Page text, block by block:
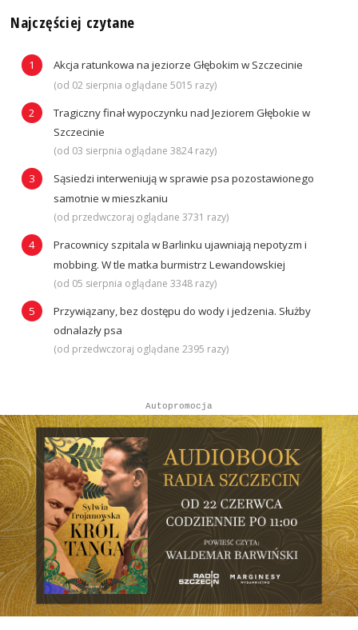
Najczęściej czytane
Akcja ratunkowa na jeziorze Głębokim w Szczecinie
(od 02 sierpnia oglądane 5015 razy)
Tragiczny finał wypoczynku nad Jeziorem Głębokie w
Szczecinie
(od 03 sierpnia oglądane 3824 razy)
Sąsiedzi interweniują w sprawie psa pozostawionego
samotnie w mieszkaniu
(od przedwczoraj oglądane 3731 razy)
Pracownicy szpitala w Barlinku ujawniają nepotyzm i
mobbing. W tle matka burmistrz Lewandowskiej
(od 05 sierpnia oglądane 3348 razy)
Przywiązany, bez dostępu do wody i jedzenia. Służby
odnalazły psa
(od przedwczoraj oglądane 2395 razy)
Autopromocja